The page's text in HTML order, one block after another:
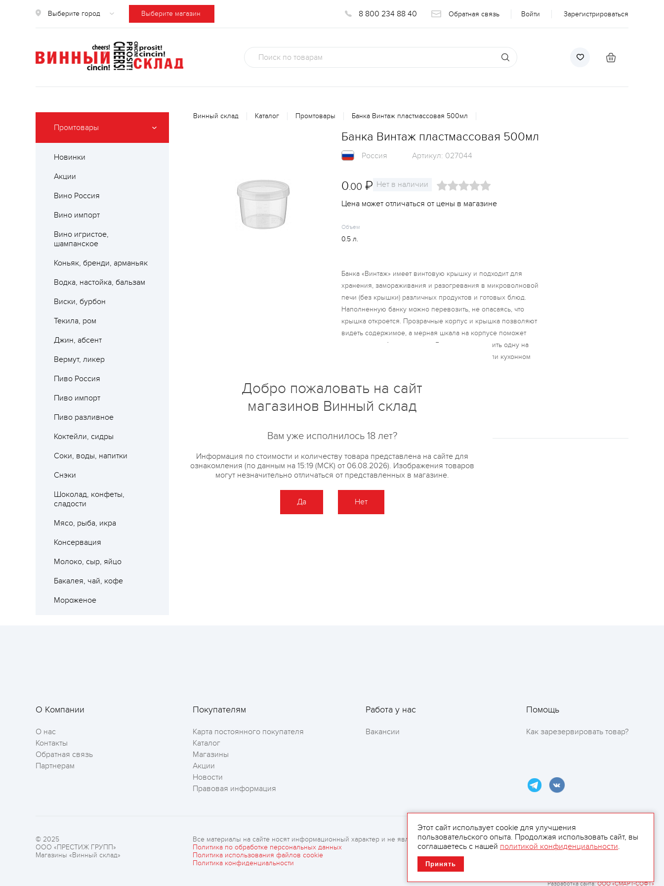
Выберите город Выберите магазин 8 800 234 88 40 Обратная связь Войти Зарегистрироваться
Промтовары
Новинки
Акции
Вино Россия
Вино импорт
Вино игристое,
шампанское
Коньяк, бренди, арманьяк
Водка, настойка, бальзам
Виски, бурбон
Текила, ром
Джин, абсент
Вермут, ликер
Пиво Россия
Пиво импорт
Пиво разливное
Коктейли, сидры
Соки, воды, напитки
Снэки
Шоколад, конфеты,
сладости
Мясо, рыба, икра
Консервация
Молоко, сыр, яйцо
Бакалея, чай, кофе
Мороженое
Винный склад Каталог Промтовары Банка Винтаж пластмассовая 500мл
Банка Винтаж пластмассовая 500мл
Россия Артикул: 027044
0.00 ₽ Нет в наличии
Цена может отличаться от цены в магазине
Объем
0.5 л.
Банка «Винтаж» имеет винтовую крышку и подходит для
хранения, замораживания и разогревания в микроволновой
печи (без крышки) различных продуктов и готовых блюд.
Наполненную банку можно перевозить, не опасаясь, что
крышка откроется. Прозрачные корпус и крышка позволяют
видеть содержимое, а мерная шкала на корпусе поможет
определить объем продукта. Банки можно ставить одну на
другую для экономии места в холодильнике или кухонном
Разработка сайта:ООО «СМАРТ-СОФТ»
О Компании
О нас
Контакты
Обратная связь
Партнерам
Покупателям
Карта постоянного покупателя
Каталог
Магазины
Акции
Новости
Правовая информация
Работа у нас
Вакансии
Помощь
Как зарезервировать товар?
© 2025
ООО «ПРЕСТИЖ ГРУПП»
Магазины «Винный склад»
Все материалы на сайте носят информационный характер и не являются рекламой.
Политика по обработке персональных данных
Политика использования файлов cookie
Политика конфиденциальности
Этот сайт использует cookie для улучшения
пользовательского опыта. Продолжая использовать сайт, вы
соглашаетесь с нашей политикой конфиденциальности.
Принять
Добро пожаловать на сайт
магазинов Винный склад
Вам уже исполнилось 18 лет?
Информация по стоимости и количеству товара представлена на сайте для
ознакомления (по данным на 15:19 (МСК) от 06.08.2026). Изображения товаров
могут незначительно отличаться от представленных в магазине.
Да Нет